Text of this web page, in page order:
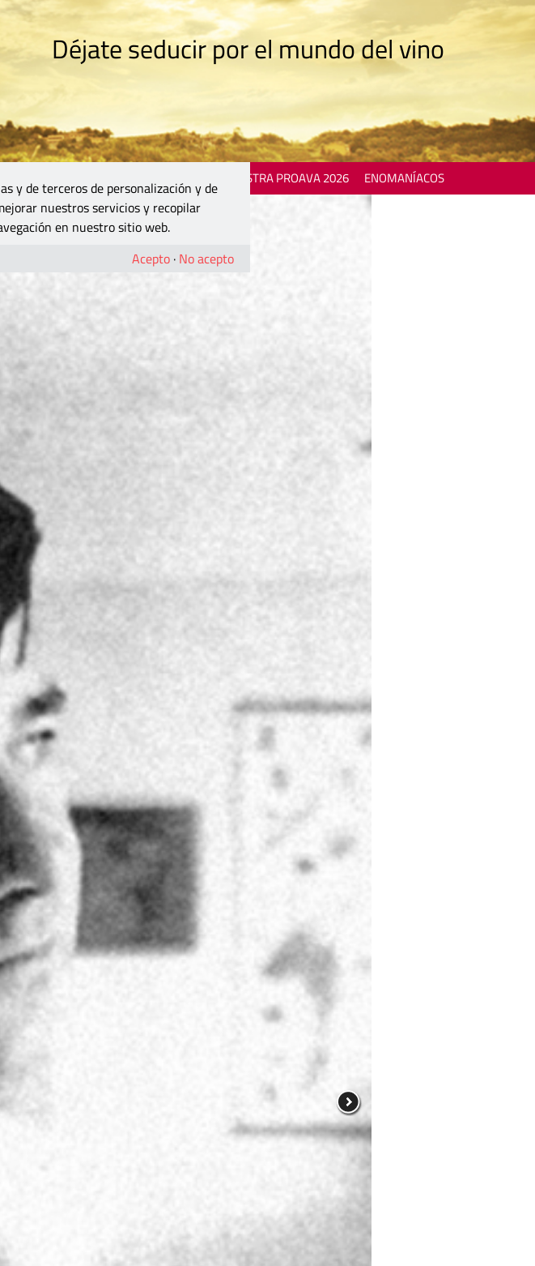
Déjate seducir por el mundo del vino
MOSTRA PROAVA 2026 ENOMANÍACOS
y de terceros de personalización y de
nuestros servicios y recopilar
en nuestro sitio web.
Acepto · No acepto